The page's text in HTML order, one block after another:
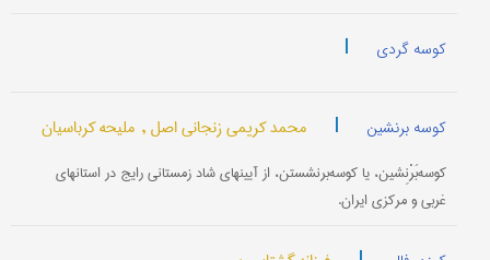
کوسه گردی |
کوسه برنشین | محمد کریمی زنجانی اصل , ملیحه کرباسیان
کوسه‌بَرْنِشین، یا کوسه‌برنشستن، از آیینهای شاد زمستانی رایج در استانهای
غربی و مرکزی ایران.